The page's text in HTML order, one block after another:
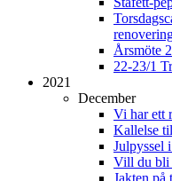
Årsmöte
22-23/1
2021
December
Vi har ett
Kallelse
Julpyssel
Vill du bli
Jakten på